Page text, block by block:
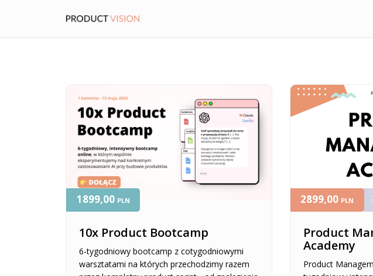
10x Product Bootcamp
6-tygodniowy bootcamp z cotygodniowymi
warsztatami na których przechodzimy razem
1899,00 PLN
Product
Academy
Product
2899,00 PLN